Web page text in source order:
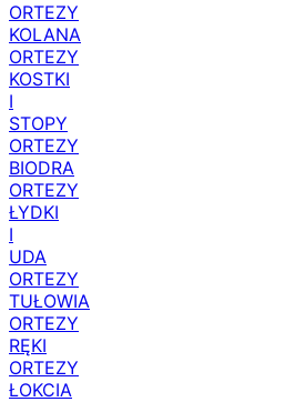
ORTEZY
KOLANA
ORTEZY
KOSTKI
I
STOPY
ORTEZY
BIODRA
ORTEZY
ŁYDKI
I
UDA
ORTEZY
TUŁOWIA
ORTEZY
RĘKI
ORTEZY
ŁOKCIA